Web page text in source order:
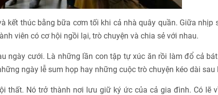
kết thúc bằng bữa cơm tối khi cả nhà quây quần. Giữa nhịp
viên có cơ hội ngồi lại, trò chuyện và chia sẻ với nhau.
ngày cưới. Là những lần con tập tự xúc ăn rồi làm đổ cả
ngày lễ sum họp hay những cuộc trò chuyện kéo dài sau
thất. Nó trở thành nơi lưu giữ ký ức của cả gia đình. Có lẽ